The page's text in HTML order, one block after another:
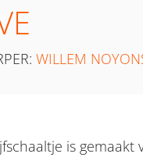
WILLEM
is gemaakt